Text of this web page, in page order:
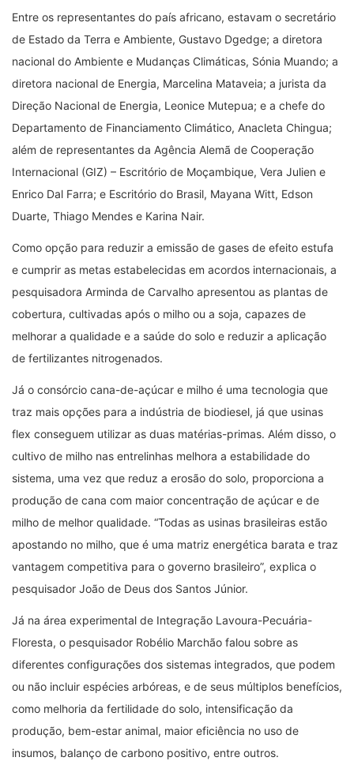
Entre os representantes do país africano, estavam o secretário
de Estado da Terra e Ambiente, Gustavo Dgedge; a diretora
nacional do Ambiente e Mudanças Climáticas, Sónia Muando; a
diretora nacional de Energia, Marcelina Mataveia; a jurista da
Direção Nacional de Energia, Leonice Mutepua; e a chefe do
Departamento de Financiamento Climático, Anacleta Chingua;
além de representantes da Agência Alemã de Cooperação
Internacional (GIZ) – Escritório de Moçambique, Vera Julien e
Enrico Dal Farra; e Escritório do Brasil, Mayana Witt, Edson
Duarte, Thiago Mendes e Karina Nair.
Como opção para reduzir a emissão de gases de efeito estufa
e cumprir as metas estabelecidas em acordos internacionais, a
pesquisadora Arminda de Carvalho apresentou as plantas de
cobertura, cultivadas após o milho ou a soja, capazes de
melhorar a qualidade e a saúde do solo e reduzir a aplicação
de fertilizantes nitrogenados.
Já o consórcio cana-de-açúcar e milho é uma tecnologia que
traz mais opções para a indústria de biodiesel, já que usinas
flex conseguem utilizar as duas matérias-primas. Além disso, o
cultivo de milho nas entrelinhas melhora a estabilidade do
sistema, uma vez que reduz a erosão do solo, proporciona a
produção de cana com maior concentração de açúcar e de
milho de melhor qualidade. “Todas as usinas brasileiras estão
apostando no milho, que é uma matriz energética barata e traz
vantagem competitiva para o governo brasileiro”, explica o
pesquisador João de Deus dos Santos Júnior.
Já na área experimental de Integração Lavoura-Pecuária-
Floresta, o pesquisador Robélio Marchão falou sobre as
diferentes configurações dos sistemas integrados, que podem
ou não incluir espécies arbóreas, e de seus múltiplos benefícios,
como melhoria da fertilidade do solo, intensificação da
produção, bem-estar animal, maior eficiência no uso de
insumos, balanço de carbono positivo, entre outros.